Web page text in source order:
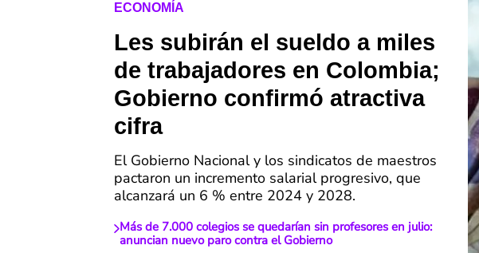
ECONOMÍA
Les subirán el sueldo a miles
de trabajadores en Colombia;
Gobierno confirmó atractiva
cifra
El Gobierno Nacional y los sindicatos de maestros
pactaron un incremento salarial progresivo, que
alcanzará un 6 % entre 2024 y 2028.
Más de 7.000 colegios se quedarían sin profesores en julio:
anuncian nuevo paro contra el Gobierno